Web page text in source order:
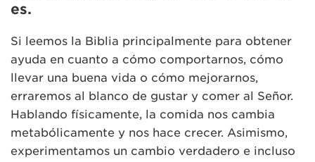
es.
Si leemos la Biblia principalmente para obtener
ayuda en cuanto a cómo comportarnos, cómo
llevar una buena vida o cómo mejorarnos,
erraremos al blanco de gustar y comer al Señor.
Hablando físicamente, la comida nos cambia
metabólicamente y nos hace crecer. Asimismo,
experimentamos un cambio verdadero e incluso